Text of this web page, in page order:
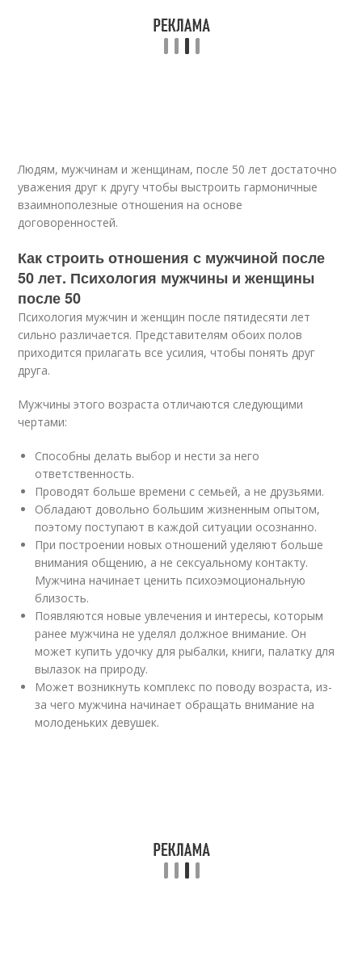
Людям, мужчинам и женщинам, после 50 лет достаточно
уважения друг к другу чтобы выстроить гармоничные
взаимнополезные отношения на основе
договоренностей.
Как строить отношения с мужчиной после
50 лет. Психология мужчины и женщины
после 50
Психология мужчин и женщин после пятидесяти лет
сильно различается. Представителям обоих полов
приходится прилагать все усилия, чтобы понять друг
друга.
Мужчины этого возраста отличаются следующими
чертами:
Способны делать выбор и нести за него
ответственность.
Проводят больше времени с семьей, а не друзьями.
Обладают довольно большим жизненным опытом,
поэтому поступают в каждой ситуации осознанно.
При построении новых отношений уделяют больше
внимания общению, а не сексуальному контакту.
Мужчина начинает ценить психоэмоциональную
близость.
Появляются новые увлечения и интересы, которым
ранее мужчина не уделял должное внимание. Он
может купить удочку для рыбалки, книги, палатку для
вылазок на природу.
Может возникнуть комплекс по поводу возраста, из-
за чего мужчина начинает обращать внимание на
молоденьких девушек.